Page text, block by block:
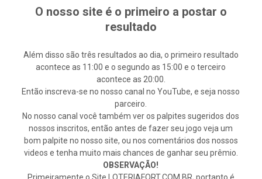
O nosso site é o primeiro a postar o
resultado
Além disso são três resultados ao dia, o primeiro resultado
acontece as 11:00 e o segundo as 15:00 e o terceiro
acontece as 20:00.
Então inscreva-se no nosso canal no YouTube, e seja nosso
parceiro.
No nosso canal você também ver os palpites sugeridos dos
nossos inscritos, então antes de fazer seu jogo veja um
bom palpite no nosso site, ou nos comentários dos nossos
videos e tenha muito mais chances de ganhar seu prêmio.
OBSERVAÇÃO!